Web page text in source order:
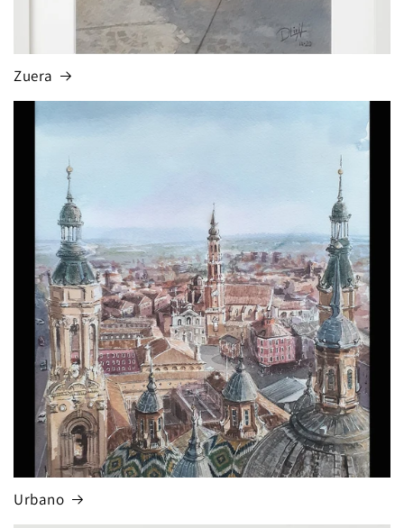
Zuera
Urbano